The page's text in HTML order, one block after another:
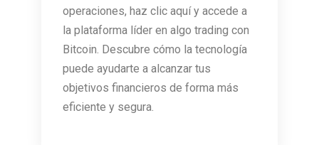
operaciones, haz clic aquí y accede a
la plataforma líder en algo trading con
Bitcoin. Descubre cómo la tecnología
puede ayudarte a alcanzar tus
objetivos financieros de forma más
eficiente y segura.